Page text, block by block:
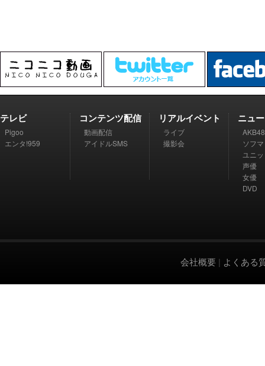
テレビ
Pigoo
エンタ!959
コンテンツ配信
動画配信
アイドルSMS
リアルイベント
ライブ
撮影会
ニュ
AKB48
ソフ
ユニ
声優
女優
DVD
会社概要 | よくある